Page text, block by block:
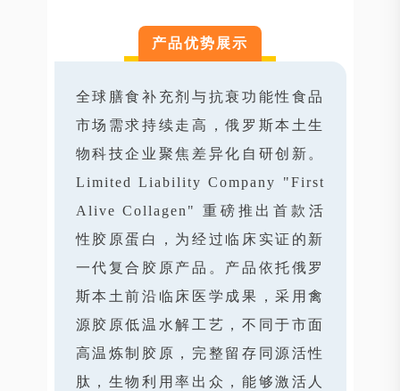
产品优势展示
全球膳食补充剂与抗衰功能性食品
市场需求持续走高，俄罗斯本土生
物科技企业聚焦差异化自研创新。
Limited Liability Company "First
Alive Collagen" 重磅推出首款活
性胶原蛋白，为经过临床实证的新
一代复合胶原产品。产品依托俄罗
斯本土前沿临床医学成果，采用禽
源胶原低温水解工艺，不同于市面
高温炼制胶原，完整留存同源活性
肽，生物利用率出众，能够激活人